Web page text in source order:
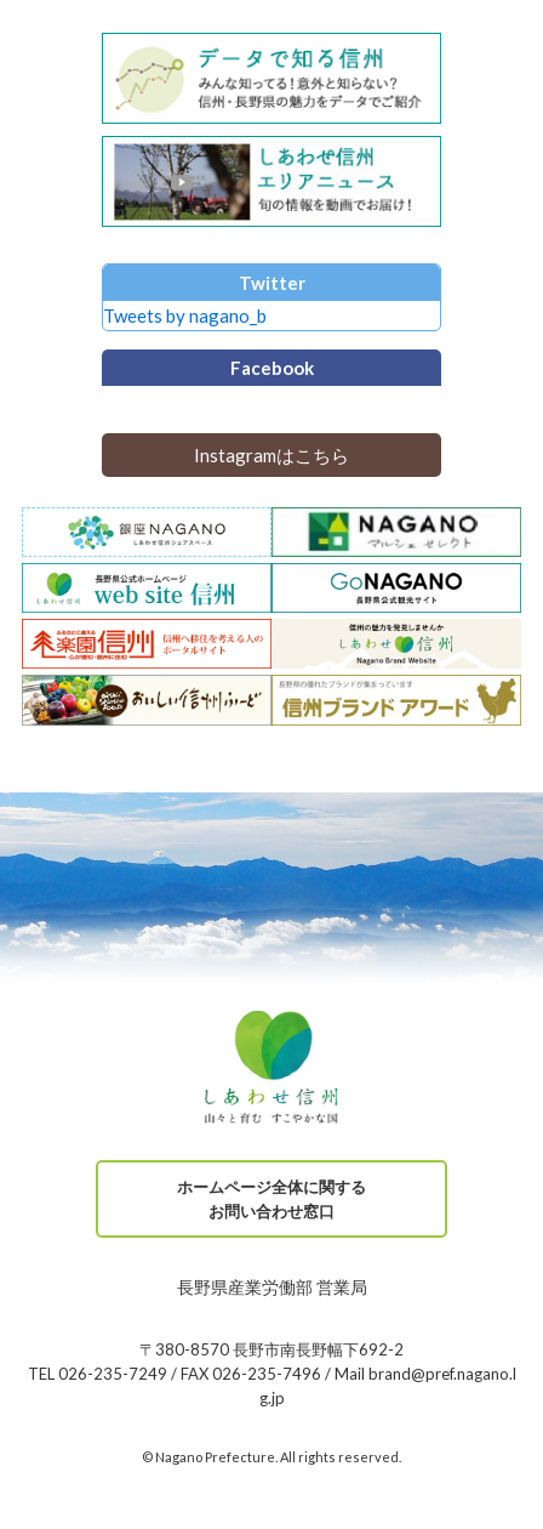
Twitter
Tweets by nagano_b
Facebook
Instagramはこちら
ホームページ全体に関する
お問い合わせ窓口
長野県産業労働部 営業局
〒380-8570 長野市南長野幅下692-2
TEL 026-235-7249 / FAX 026-235-7496 / Mail brand@pref.nagano.l
g.jp
© Nagano Prefecture. All rights reserved.